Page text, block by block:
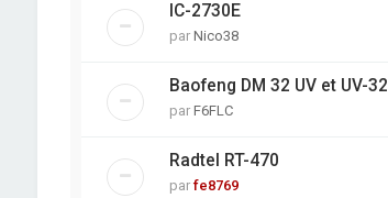
IC-2730E
par Nico38
Baofeng DM 32 UV et UV-32
par F6FLC
Radtel RT-470
par fe8769